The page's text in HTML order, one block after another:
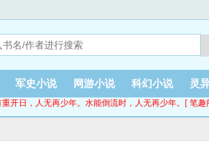
军史小说 网游小说 科幻小说 灵
重开日，人无再少年。水能倒流时，人无再少年。[ 笔趣